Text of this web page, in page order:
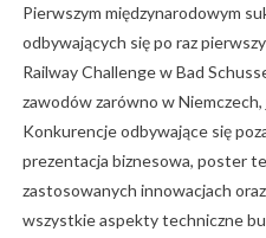
Pierwszym międzynarodowym
odbywających się po raz
Railway Challenge w Bad
zawodów zarówno w
Konkurencje odbywające się
prezentacja biznesowa, poster
zastosowanych innowacjach
wszystkie aspekty techniczne